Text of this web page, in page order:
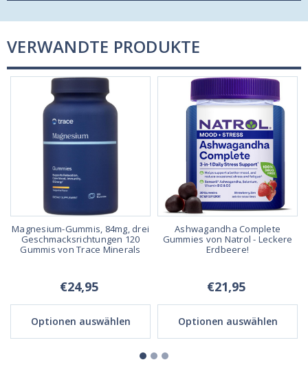
VERWANDTE PRODUKTE
Magnesium-Gummis, 84mg, drei
Geschmacksrichtungen 120
Gummis von Trace Minerals
€24,95
Optionen auswählen
Ashwagandha Complete
Gummies von Natrol - Leckere
Erdbeere!
€21,95
Optionen auswählen